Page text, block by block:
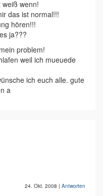
wenn!
das ist normal!!!
hören!!!
ja???
problem!
weil ich mueuede
ich euch alle. gute
a
24. Okt. 2008 | Antworten